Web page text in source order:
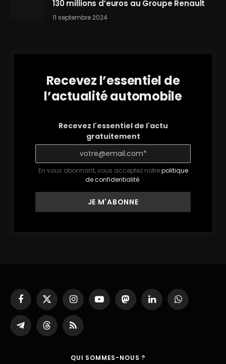
130 millions d’euros au Groupe Renault
11 septembre 2024
Recevez l’essentiel de
l’actualité automobile
Recevez l'essentiel de l'actu
gratuitement
En vous abonnant, vous acceptez notrepolitique
de confidentialité.
Facebook
X
(Twitter)
InstagramYouTubeMastodonLinkedInWhatsApp
Partager
sur
ThreadsRSS
QUI SOMMES-NOUS ?